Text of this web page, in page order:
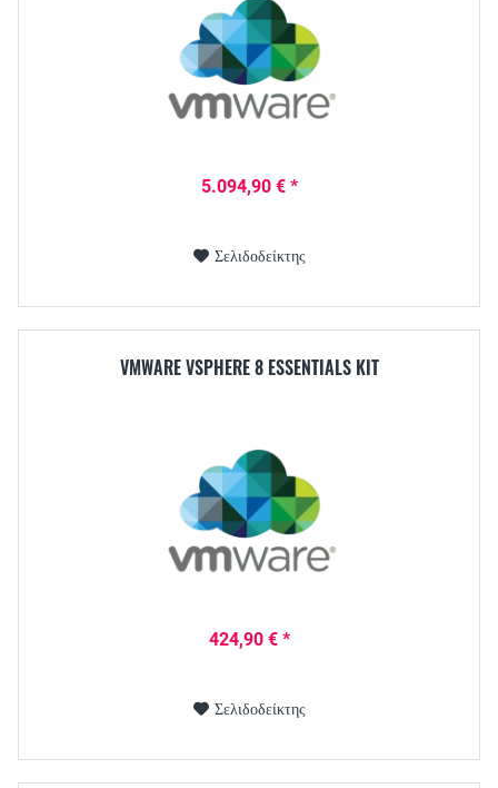
5.094,90 € *
Σελιδοδείκτης
VMWARE VSPHERE 8 ESSENTIALS KIT
424,90 € *
Σελιδοδείκτης